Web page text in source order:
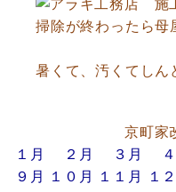
掃除が終わったら母
暑くて、汚くてしん
京町
１月
２月 ３月 ４
９月
１０月 １１月 １